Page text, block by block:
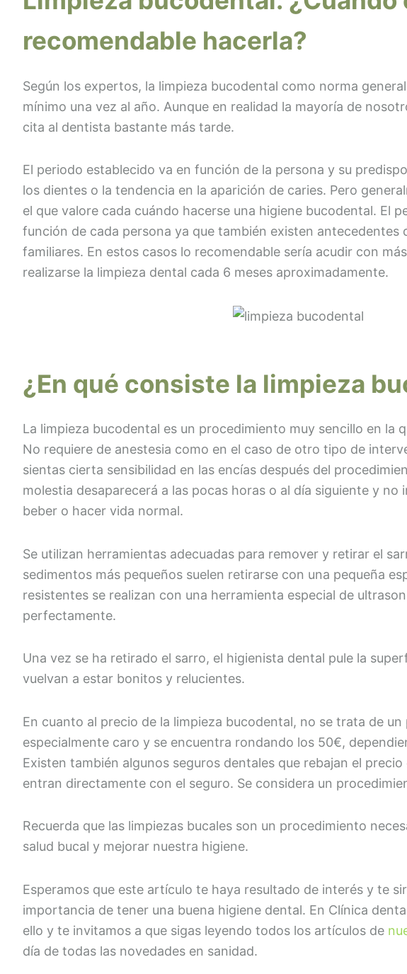
recomendable hacerla?
Según los expertos, la limpieza bucodental como norma
mínimo una vez al año. Aunque en realidad la mayoría de
cita al dentista bastante más tarde.
El periodo establecido va en función de la persona y su
los dientes o la tendencia en la aparición de caries. Pero
el que valore cada cuándo hacerse una higiene bucodental. El
función de cada persona ya que también existen antecedentes
familiares. En estos casos lo recomendable sería acudir con
realizarse la limpieza dental cada 6 meses aproximadamente.
¿En qué consiste la limpieza
La limpieza bucodental es un procedimiento muy sencillo en la
No requiere de anestesia como en el caso de otro tipo de
sientas cierta sensibilidad en las encías después del
molestia desaparecerá a las pocas horas o al día siguiente y no
beber o hacer vida normal.
Se utilizan herramientas adecuadas para remover y retirar el
sedimentos más pequeños suelen retirarse con una pequeña
resistentes se realizan con una herramienta especial de
perfectamente.
Una vez se ha retirado el sarro, el higienista dental pule la
vuelvan a estar bonitos y relucientes.
En cuanto al precio de la limpieza bucodental, no se trata de
especialmente caro y se encuentra rondando los 50€,
Existen también algunos seguros dentales que rebajan el
entran directamente con el seguro. Se considera un
Recuerda que las limpiezas bucales son un procedimiento
salud bucal y mejorar nuestra higiene.
Esperamos que este artículo te haya resultado de interés y te
importancia de tener una buena higiene dental. En Clínica
ello y te invitamos a que sigas leyendo todos los artículos de
día de todas las novedades en sanidad.